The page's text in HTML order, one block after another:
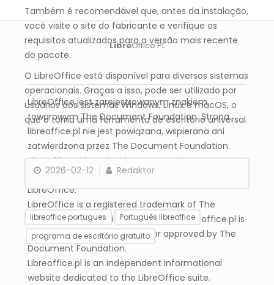
Também é recomendável que, antes da instalação,
você visite o site do fabricante e verifique os
requisitos atualizados para a versão mais recente
do pacote.
O LibreOffice está disponível para diversos sistemas
operacionais. Graças a isso, pode ser utilizado por
usuários dos sistemas Windows, Linux e macOS, o
que o torna uma ferramenta de escritório universal.
2026-02-12 Redaktor
libreoffice portugues
Português libreoffice
programa de escritório gratuito
Onde e quem pode
Quais módulos estão
LibreOffice PL
LibreOffice jest zarejestrowanym znakiem
towarowym The Document Foundation. Strona
libreoffice.pl nie jest powiązana, wspierana ani
zatwierdzona przez The Document Foundation.
Libreoffice.pl jest niezależnym serwisem
informacyjnym poświęconym pakietowi
LibreOffice.
LibreOffice is a registered trademark of The
Document Foundation. The website libreoffice.pl is
not affiliated with, endorsed, or approved by The
Document Foundation.
Libreoffice.pl is an independent informational
website dedicated to the LibreOffice suite.